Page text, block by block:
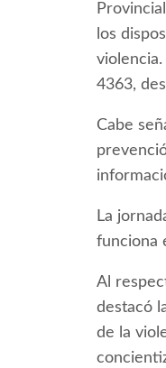
los
4363,
Cabe
La
funciona
Al
destacó
de la